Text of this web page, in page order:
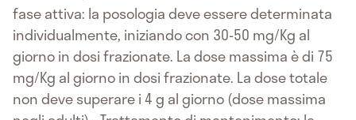
fase attiva: la posologia deve essere determinata
individualmente, iniziando con 30-50 mg/Kg al
giorno in dosi frazionate. La dose massima è di 75
mg/Kg al giorno in dosi frazionate. La dose totale
non deve superare i 4 g al giorno (dose massima